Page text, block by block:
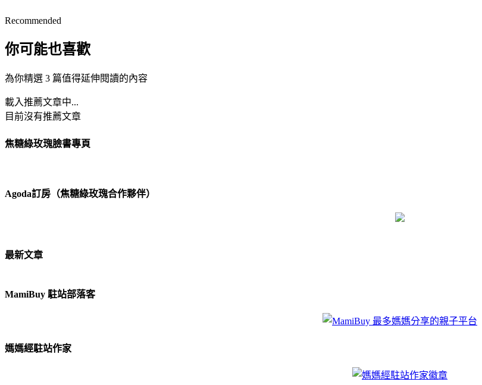
Recommended
你可能也喜歡
為你精選 3 篇值得延伸閱讀的內容
載入推薦文章中...
目前沒有推薦文章
焦糖綠玫瑰臉書專頁
Agoda訂房（焦糖綠玫瑰合作夥伴）
最新文章
MamiBuy 駐站部落客
媽媽經駐站作家